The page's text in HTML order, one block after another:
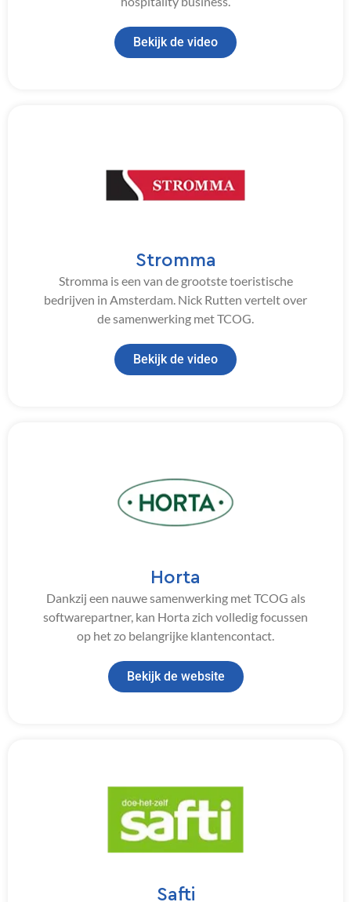
Bekijk de video
Stromma
Stromma is een van de grootste toeristische
bedrijven in Amsterdam. Nick Rutten vertelt over
de samenwerking met TCOG.
Bekijk de video
Horta
Dankzij een nauwe samenwerking met TCOG als
softwarepartner, kan Horta zich volledig focussen
op het zo belangrijke klantencontact.
Bekijk de website
Safti